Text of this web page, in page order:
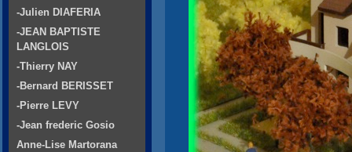
-Julien DIAFERIA
-JEAN BAPTISTE
LANGLOIS
-Thierry NAY
-Bernard BERISSET
-Pierre LEVY
-Jean frederic Gosio
Anne-Lise Martorana